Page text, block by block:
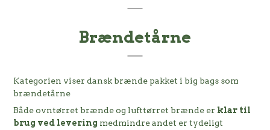
Brændetårne
Kategorien viser dansk brænde pakket i big bags som
brændetårne
Både ovntørret brænde og lufttørret brænde er klar til
brug ved levering medmindre andet er tydeligt